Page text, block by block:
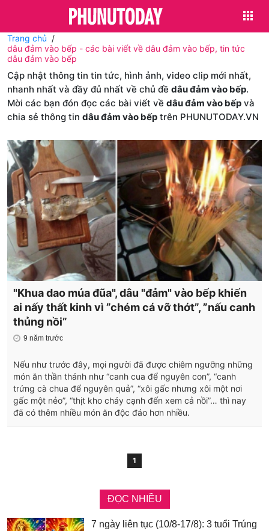
Trang chủ
dâu đảm vào bếp - các bài viết về dâu đảm vào bếp, tin tức
dâu đảm vào bếp
Cập nhật thông tin tin tức, hình ảnh, video clip mới nhất,
nhanh nhất và đầy đủ nhất về chủ đề dâu đảm vào bếp.
Mời các bạn đón đọc các bài viết về dâu đảm vào bếp và
chia sẻ thông tin dâu đảm vào bếp trên PHUNUTODAY.VN
"Khua dao múa đũa", dâu "đảm" vào bếp khiến
ai nấy thất kinh vì ”chém cá vỡ thớt”, ”nấu canh
thủng nồi”
9 năm trước
Nếu như trước đây, mọi người đã được chiêm ngưỡng những
món ăn thần thánh như “canh cua để nguyên con”, “canh
trứng cà chua để nguyên quả”, “xôi gấc nhưng xôi một nơi
gấc một nẻo”, “thịt kho cháy cạnh đến xem cả nồi”… thì nay
đã có thêm nhiều món ăn độc đáo hơn nhiều.
1
ĐỌC NHIỀU
7 ngày liên tục (10/8-17/8): 3 tuổi Trúng